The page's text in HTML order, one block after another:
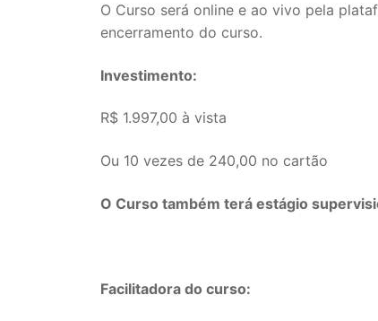
O Curso será online e ao vivo pela
encerramento do curso.
Investimento:
R$ 1.997,00 à vista
Ou 10 vezes de 240,00 no cartão
O Curso também terá estágio
Facilitadora do curso: